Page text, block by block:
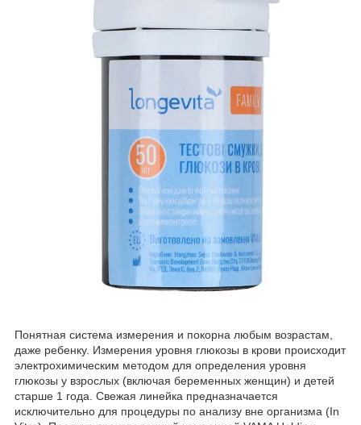
Понятная система измерения и покорна любым возрастам,
даже ребенку. Измерения уровня глюкозы в крови происходит
электрохимическим методом для определения уровня
глюкозы у взрослых (включая беременных женщин) и детей
старше 1 года. Свежая линейка предназначается
исключительно для процедуры по анализу вне организма (In